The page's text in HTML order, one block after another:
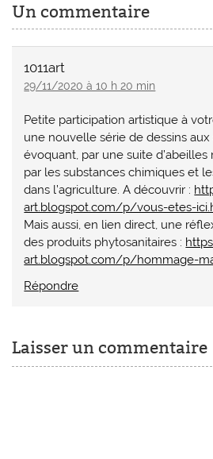
Un commentaire
1011art
29/11/2020 à 10 h 20 min
Petite participation artistique à
une nouvelle série de dessins
évoquant, par une suite
par les substances chimiques et
dans l’agriculture. A découvrir :
art.blogspot.com/p/vous-etes-
Mais aussi, en lien direct, une
des produits phytosanitaires :
art.blogspot.com/p/hommage-
Répondre
Laisser un commentaire